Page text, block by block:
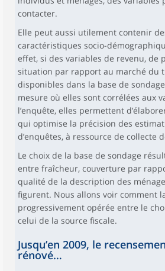
contacter.
Elle peut aussi utilement contenir
caractéristiques socio-
effet, si des variables de revenu, de
situation par rapport au marché du
disponibles dans la base de
mesure où elles sont corrélées aux
l’enquête, elles permettent
qui optimise la précision des
d’enquêtes, à ressource de collecte
Le choix de la base de sondage
entre fraîcheur, couverture par
qualité de la description des
figurent. Nous allons voir comment
progressivement opérée entre le
celui de la source fiscale.
Jusqu’en 2009, le
rénové…